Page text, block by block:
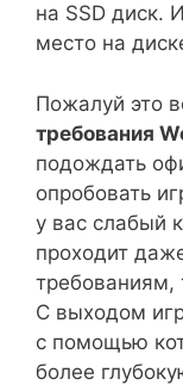
на SSD диск.
место на
Пожалуй это
требования
подождать
опробовать
у вас слабый
проходит
требованиям,
С выходом
с помощью
более